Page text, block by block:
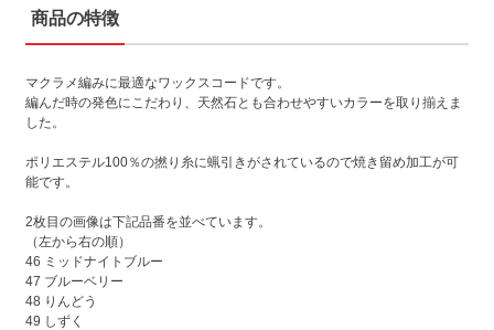
商品の特徴
マクラメ編みに最適なワックスコードです。
編んだ時の発色にこだわり、天然石とも合わせやすいカラーを取り揃えま
した。
ポリエステル100％の撚り糸に蝋引きがされているので焼き留め加工が可
能です。
2枚目の画像は下記品番を並べています。
（左から右の順）
46 ミッドナイトブルー
47 ブルーベリー
48 りんどう
49 しずく